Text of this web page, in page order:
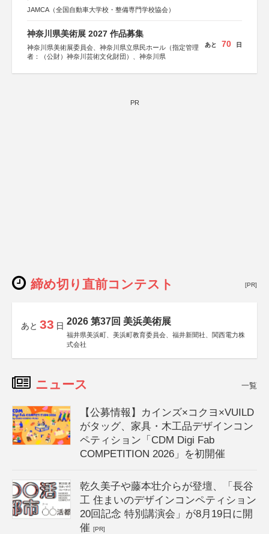
JAMCA（全国自動車大学校・整備専門学校協会）
神奈川県美術展 2027 作品募集
神奈川県美術展委員会、神奈川県立県民ホール（指定管理
者：（公財）神奈川芸術文化財団）、神奈川県
あと 70 日
PR
締め切り直前コンテスト [PR]
あと 33 日 2026 第37回 美浜美術展
福井県美浜町、美浜町教育委員会、福井新聞社、関西電力株
式会社
ニュース 一覧
【公募情報】カインズ×コクヨ×VUILD
がタッグ、家具・木工品デザインコン
ペティション「CDM Digi Fab
COMPETITION 2026」を初開催
乾久美子や藤本壮介らが登壇、「長谷
工 住まいのデザインコンペティション
20回記念 特別講演会」が8月19日に開
催[PR]